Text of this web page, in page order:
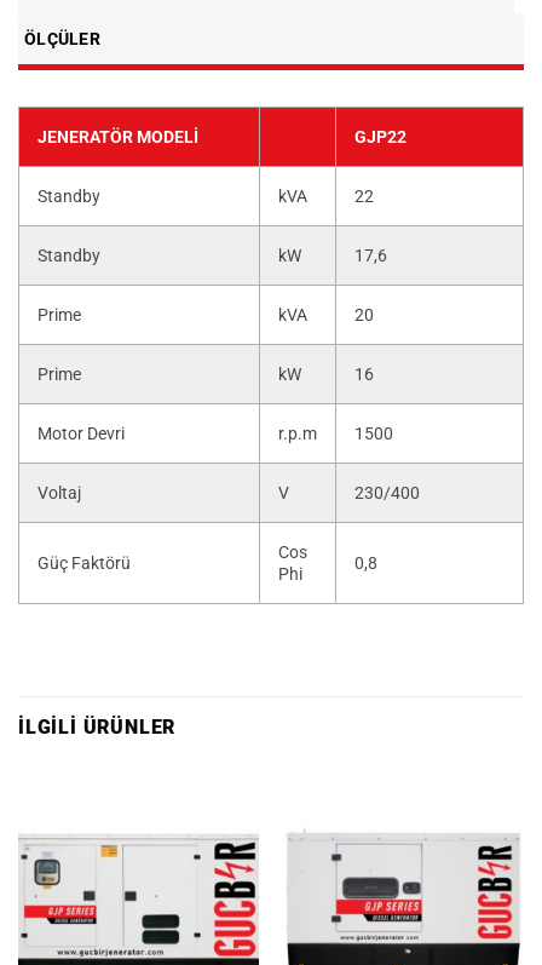
ÖLÇÜLER
JENERATÖR MODELI GJP22
Standby kVA 22
Standby kW 17,6
Prime kVA 20
Prime kW 16
Motor Devri r.p.m 1500
Voltaj V 230/400
Güç Faktörü
Cos
Phi
0,8
İLGILI ÜRÜNLER